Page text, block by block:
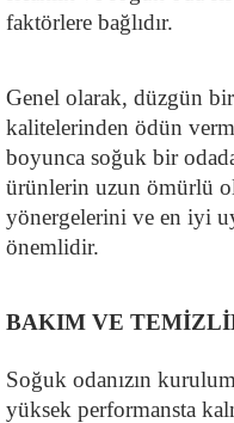
faktörlere bağlıdır.
Genel olarak, düzgün
kalitelerinden ödün
boyunca soğuk bir
ürünlerin uzun ömürlü
yönergelerini ve en iyi
önemlidir.
BAKIM VE
Soğuk odanızın
yüksek performansta